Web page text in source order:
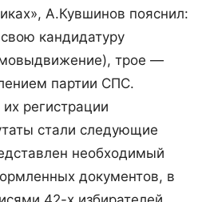
А.Кувшинов пояснил:
кандидатуру
трое —
партии СПС.
регистрации
стали следующие
необходимый
документов, в